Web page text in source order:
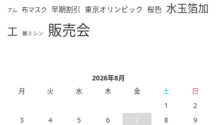
アム 布マスク 早期割引 東京オリンピック 桜色 水玉箔加
工
腕ミシン 販売会
2026年8月
月
火 水 木 金 土
日
1
2
3
4 5 6 7 8
9